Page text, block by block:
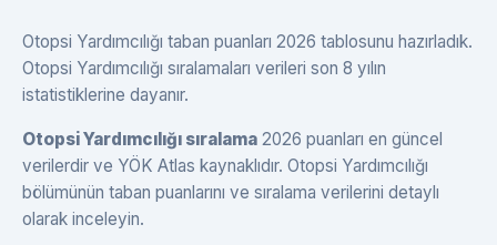
Otopsi Yardımcılığı taban puanları 2026 tablosunu hazırladık.
Otopsi Yardımcılığı sıralamaları verileri son 8 yılın
istatistiklerine dayanır.
Otopsi Yardımcılığı sıralama 2026 puanları en güncel
verilerdir ve YÖK Atlas kaynaklıdır. Otopsi Yardımcılığı
bölümünün taban puanlarını ve sıralama verilerini detaylı
olarak inceleyin.